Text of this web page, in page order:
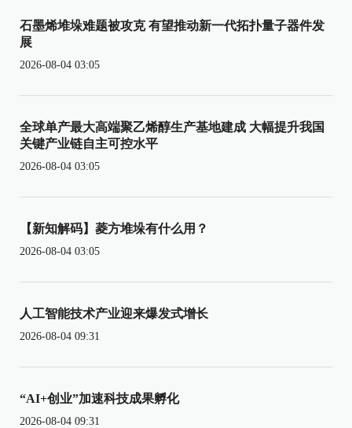
石墨烯堆垛难题被攻克 有望推动新一代拓扑量子器件发
展
2026-08-04 03:05
全球单产最大高端聚乙烯醇生产基地建成 大幅提升我国
关键产业链自主可控水平
2026-08-04 03:05
【新知解码】菱方堆垛有什么用？
2026-08-04 03:05
人工智能技术产业迎来爆发式增长
2026-08-04 09:31
“AI+创业”加速科技成果孵化
2026-08-04 09:31